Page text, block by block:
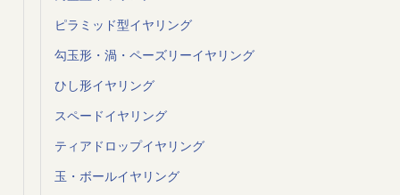
ピラミッド型イヤリング
勾玉形・渦・ペーズリーイヤリング
ひし形イヤリング
スペードイヤリング
ティアドロップイヤリング
玉・ボールイヤリング